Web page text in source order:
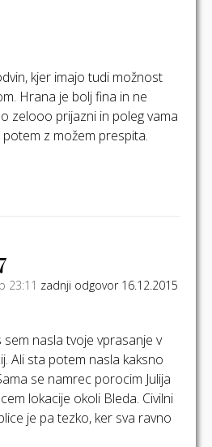
kjer imajo tudi možnost
Hrana je bolj fina in ne
zelooo prijazni in poleg vama
z možem prespita.
23:11 zadnji odgovor 16.12.2015
nasla tvoje vprasanje v
Ali sta potem nasla kaksno
se namrec porocim Julija
lokacije okoli Bleda. Civilni
je pa tezko, ker sva ravno